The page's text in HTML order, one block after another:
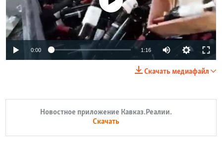
0:00 1:16
Скачать медиафайл
Новостное приложение Кавказ.Реалии.
Скачать